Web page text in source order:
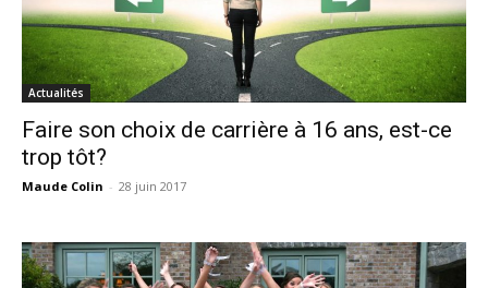
Actualités
Faire son choix de carrière à 16 ans, est-ce
trop tôt?
Maude Colin - 28 juin 2017